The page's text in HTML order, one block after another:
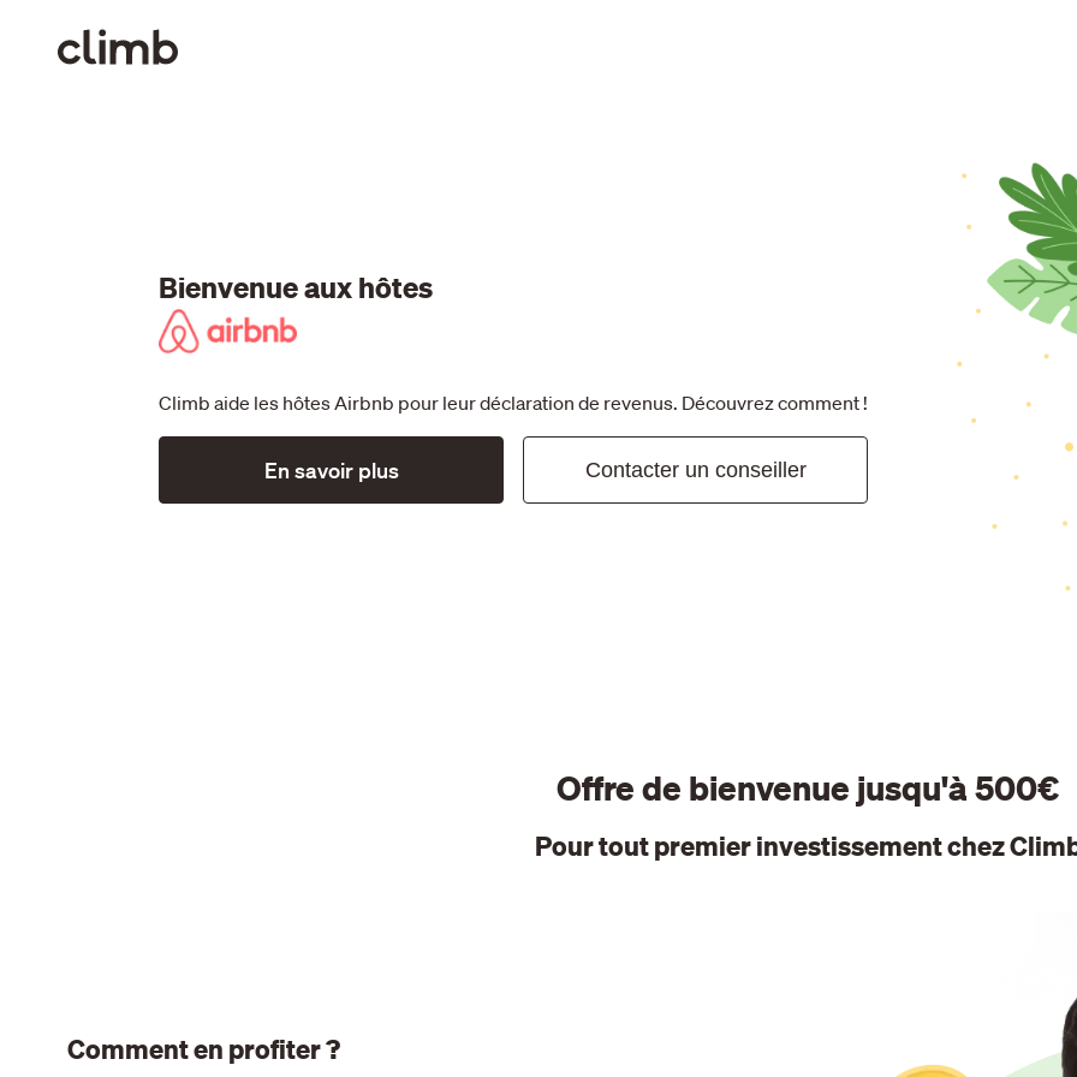
Bienvenue aux hôtes
Climb aide les hôtes Airbnb pour leur déclaration de revenus. Découvrez comment !
En savoir plus Contacter un conseiller
Offre de bienvenue jusqu'à 500€
Pour tout premier investissement chez
Comment en profiter ?